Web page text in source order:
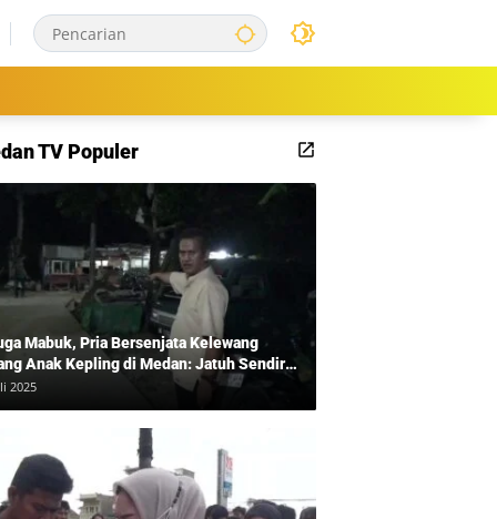
TV Populer
Mabuk, Pria Bersenjata Kelewang
Anak Kepling di Medan: Jatuh Sendiri
Mengamuk
2025